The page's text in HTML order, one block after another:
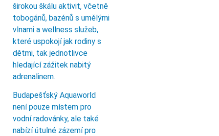
širokou škálu aktivit, včetně
tobogánů, bazénů s umělými
vlnami a wellness služeb,
které uspokojí jak rodiny s
dětmi, tak jednotlivce
hledající zážitek nabitý
adrenalinem.
Budapešťský Aquaworld
není pouze místem pro
vodní radovánky, ale také
nabízí útulné zázemí pro